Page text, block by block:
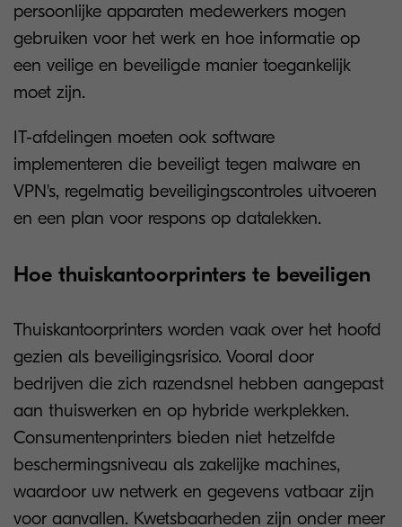
persoonlijke apparaten medewerkers mogen
gebruiken voor het werk en hoe informatie op
een veilige en beveiligde manier toegankelijk
moet zijn.
IT-afdelingen moeten ook software
implementeren die beveiligt tegen malware en
VPN's, regelmatig beveiligingscontroles uitvoeren
en een plan voor respons op datalekken.
Hoe thuiskantoorprinters te beveiligen
Thuiskantoorprinters worden vaak over het hoofd
gezien als beveiligingsrisico. Vooral door
bedrijven die zich razendsnel hebben aangepast
aan thuiswerken en op hybride werkplekken.
Consumentenprinters bieden niet hetzelfde
beschermingsniveau als zakelijke machines,
waardoor uw netwerk en gegevens vatbaar zijn
voor aanvallen. Kwetsbaarheden zijn onder meer